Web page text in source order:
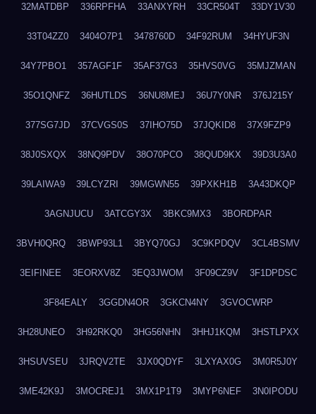
32MATDBP 336RPFHA 33ANXYRH 33CR504T 33DY1V30
33T04ZZ0 3404O7P1 3478760D 34F92RUM 34HYUF3N
34Y7PBO1 357AGF1F 35AF37G3 35HVS0VG 35MJZMAN
35O1QNFZ 36HUTLDS 36NU8MEJ 36U7Y0NR 376J215Y
377SG7JD 37CVGS0S 37IHO75D 37JQKID8 37X9FZP9
38J0SXQX 38NQ9PDV 38O70PCO 38QUD9KX 39D3U3A0
39LAIWA9 39LCYZRI 39MGWN55 39PXKH1B 3A43DKQP
3AGNJUCU 3ATCGY3X 3BKC9MX3 3BORDPAR
3BVH0QRQ 3BWP93L1 3BYQ70GJ 3C9KPDQV 3CL4BSMV
3EIFINEE 3EORXV8Z 3EQ3JWOM 3F09CZ9V 3F1DPDSC
3F84EALY 3GGDN4OR 3GKCN4NY 3GVOCWRP
3H28UNEO 3H92RKQ0 3HG56NHN 3HHJ1KQM 3HSTLPXX
3HSUVSEU 3JRQV2TE 3JX0QDYF 3LXYAX0G 3M0R5J0Y
3ME42K9J 3MOCREJ1 3MX1P1T9 3MYP6NEF 3N0IPODU